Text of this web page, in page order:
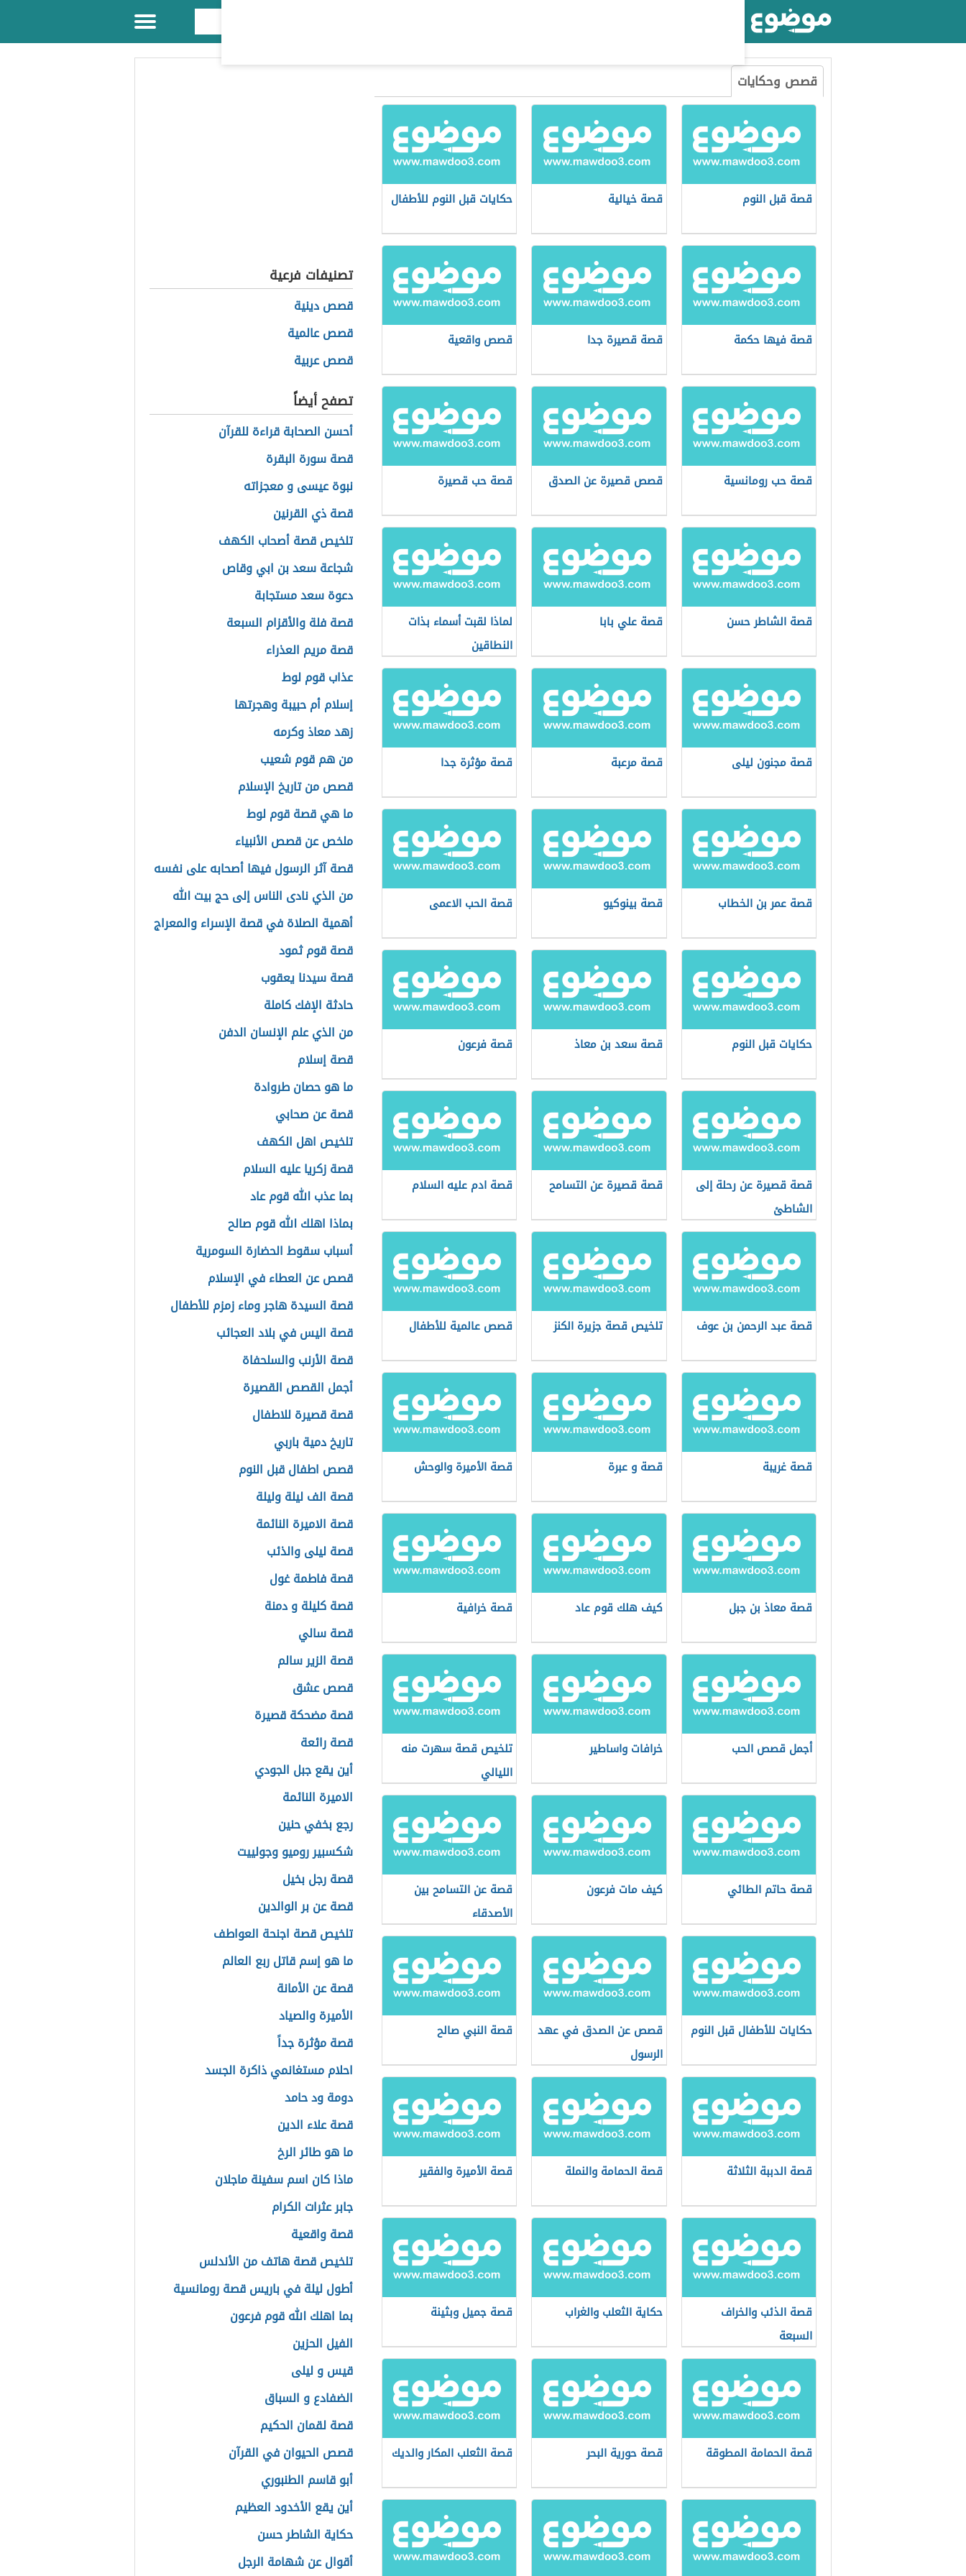
قصص وحكايات
قصة قبل النوم قصة خيالية حكايات قبل النوم للأطفال
قصة فيها حكمة قصة قصيرة جدا قصص واقعية
قصة حب رومانسية قصص قصيرة عن الصدق قصة حب قصيرة
قصة الشاطر حسن قصة علي بابا
لماذا لقبت أسماء بذات
النطاقين
قصة مجنون ليلى قصة مرعبة قصة مؤثرة جدا
قصة عمر بن الخطاب قصة بينوكيو قصة الحب الاعمى
حكايات قبل النوم قصة سعد بن معاذ قصة فرعون
قصة قصيرة عن رحلة إلى
الشاطئ
قصة قصيرة عن التسامح قصة ادم عليه السلام
قصة عبد الرحمن بن عوف تلخيص قصة جزيرة الكنز قصص عالمية للأطفال
قصة غريبة قصة و عبرة قصة الأميرة والوحش
قصة معاذ بن جبل كيف هلك قوم عاد قصة خرافية
أجمل قصص الحب خرافات واساطير
تلخيص قصة سهرت منه
الليالي
قصة حاتم الطائي كيف مات فرعون
قصة عن التسامح بين
الأصدقاء
حكايات للأطفال قبل النوم
قصص عن الصدق في عهد
الرسول
قصة النبي صالح
قصة الدببة الثلاثة قصة الحمامة والنملة قصة الأميرة والفقير
قصة الذئب والخراف
السبعة
حكاية الثعلب والغراب قصة جميل وبثينة
قصة الحمامة المطوقة قصة حورية البحر قصة الثعلب المكار والديك
تصنيفات فرعية
قصص دينية
قصص عالمية
قصص عربية
تصفح أيضاً
أحسن الصحابة قراءة للقرآن
قصة سورة البقرة
نبوة عيسى و معجزاته
قصة ذي القرنين
تلخيص قصة أصحاب الكهف
شجاعة سعد بن ابي وقاص
دعوة سعد مستجابة
قصة فلة والأقزام السبعة
قصة مريم العذراء
عذاب قوم لوط
إسلام أم حبيبة وهجرتها
زهد معاذ وكرمه
من هم قوم شعيب
قصص من تاريخ الإسلام
ما هي قصة قوم لوط
ملخص عن قصص الأنبياء
قصة آثر الرسول فيها أصحابه على نفسه
من الذي نادى الناس إلى حج بيت الله
أهمية الصلاة في قصة الإسراء والمعراج
قصة قوم ثمود
قصة سيدنا يعقوب
حادثة الإفك كاملة
من الذي علم الإنسان الدفن
قصة إسلام
ما هو حصان طروادة
قصة عن صحابي
تلخيص اهل الكهف
قصة زكريا عليه السلام
بما عذب الله قوم عاد
بماذا اهلك الله قوم صالح
أسباب سقوط الحضارة السومرية
قصص عن العطاء في الإسلام
قصة السيدة هاجر وماء زمزم للأطفال
قصة اليس في بلاد العجائب
قصة الأرنب والسلحفاة
أجمل القصص القصيرة
قصة قصيرة للاطفال
تاريخ دمية باربي
قصص اطفال قبل النوم
قصة الف ليلة وليلة
قصة الاميرة النائمة
قصة ليلى والذئب
قصة فاطمة غول
قصة كليلة و دمنة
قصة سالي
قصة الزير سالم
قصص عشق
قصة مضحكة قصيرة
قصة رائعة
أين يقع جبل الجودي
الاميرة النائمة
رجع بخفي حنين
شكسبير روميو وجولييت
قصة رجل بخيل
قصة عن بر الوالدين
تلخيص قصة اجنحة العواطف
ما هو إسم قاتل ربع العالم
قصة عن الأمانة
الأميرة والصياد
قصة مؤثرة جداً
احلام مستغانمي ذاكرة الجسد
دومة ود حامد
قصة علاء الدين
ما هو طائر الرخ
ماذا كان اسم سفينة ماجلان
جابر عثرات الكرام
قصة واقعية
تلخيص قصة هاتف من الأندلس
أطول ليلة في باريس قصة رومانسية
بما اهلك الله قوم فرعون
الفيل الحزين
قيس و ليلى
الضفادع و السباق
قصة لقمان الحكيم
قصص الحيوان في القرآن
أبو قاسم الطنبوري
أين يقع الأخدود العظيم
حكاية الشاطر حسن
أقوال عن شهامة الرجل